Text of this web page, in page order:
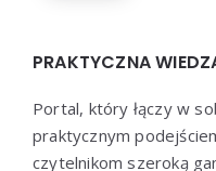
PRAKTYCZNA
Portal, który łączy w
praktycznym
czytelnikom szeroką